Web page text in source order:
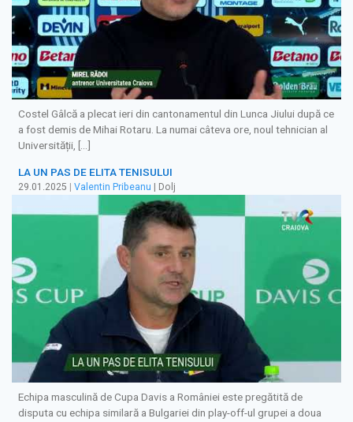
Costel Gâlcă a plecat ieri din cantonamentul din Lunca Jiului după ce
a fost demis de Mihai Rotaru. La numai câteva ore, noul tehnician al
Universității, […]
LA UN PAS DE ELITA TENISULUI
29.01.2025 Valentin Pribeanu | Dolj
Echipa masculină de Cupa Davis a României este pregătită de
disputa cu echipa similară a Bulgariei din play-off-ul grupei a doua